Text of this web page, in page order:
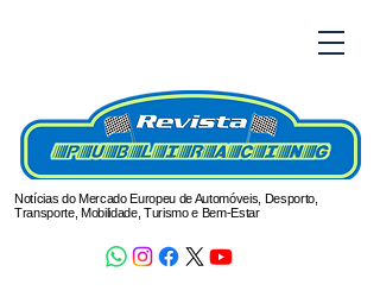
Notícias do Mercado Europeu de Automóveis, Desporto,
Transporte, Mobilidade, Turismo e Bem-Estar